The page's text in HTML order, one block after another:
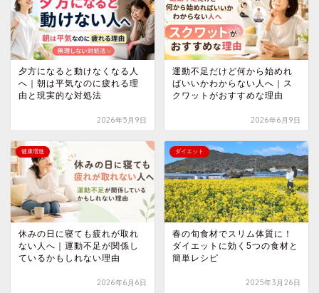
夕方になると動けなくなる人
へ｜朝は平気なのに疲れる理
由と現実的な対処法
2026年5月9日
運動不足だけど何から始めれ
ばいいかわからない人へ｜ス
クワットがおすすめな理由
2026年6月9日
健康増進
休みの日に寝ても疲れが取れ
ない人へ｜運動不足が関係し
ているかもしれない理由
2026年6月6日
ダイエット
春の旬食材でスリム体質に！
ダイエットに効く5つの食材と
簡単レシピ
2025年3月26日